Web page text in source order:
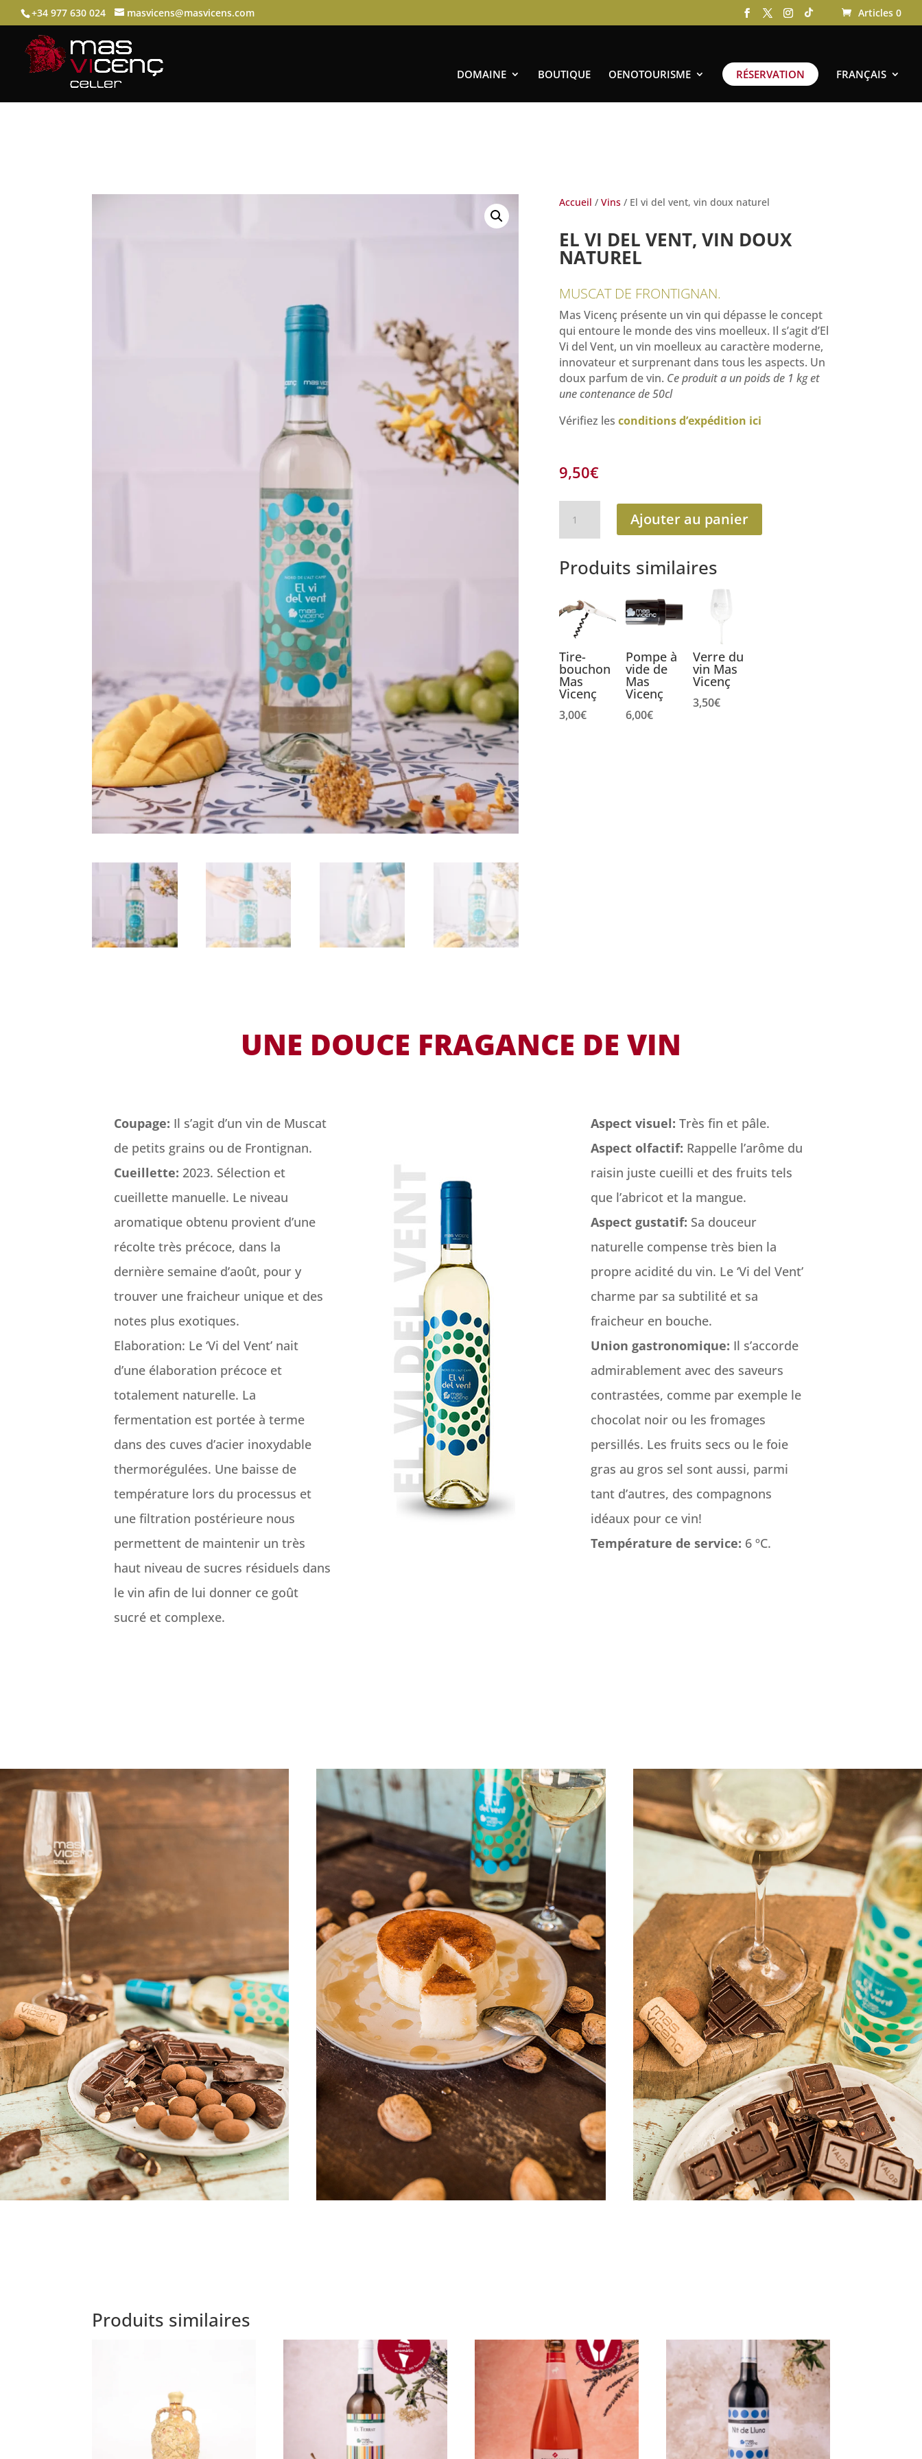
+34 977 630 024 masvicens@masvicens.com Articles 0
DOMAINE BOUTIQUE OENOTOURISME RÉSERVATION FRANÇAIS
Accueil / Vins/ El vi del vent, vin doux naturel
EL VI DEL VENT, VIN DOUX
NATUREL
MUSCAT DE FRONTIGNAN.
Mas Vicenç présente un vin qui dépasse le concept
qui entoure le monde des vins moelleux. Il s’agit d’El
Vi del Vent, un vin moelleux au caractère moderne,
innovateur et surprenant dans tous les aspects. Un
doux parfum de vin. Ce produit a un poids de 1 kg et
une contenance de 50cl
Vérifiez les conditions d’expédition ici
9,50€
El
del
vin
doux
naturel
Ajouter au panier
Produits similaires
Tire-
bouchon
Mas
Vicenç
3,00€
Pompe à
vide de
Mas
Vicenç
6,00€
Verre du
vin Mas
Vicenç
3,50€
UNE DOUCE FRAGANCE DE VIN
Coupage: Il s’agit d’un vin de Muscat
de petits grains ou de Frontignan.
Cueillette:2023. Sélection et
cueillette manuelle. Le niveau
aromatique obtenu provient d’une
récolte très précoce, dans la
dernière semaine d’août, pour y
trouver une fraicheur unique et des
notes plus exotiques.
Elaboration: Le ‘Vi del Vent’ nait
d’une élaboration précoce et
totalement naturelle. La
fermentation est portée à terme
dans des cuves d’acier inoxydable
thermorégulées. Une baisse de
température lors du processus et
une filtration postérieure nous
permettent de maintenir un très
haut niveau de sucres résiduels dans
le vin afin de lui donner ce goût
sucré et complexe.
Aspect visuel: Très fin et pâle.
Aspect olfactif: Rappelle l’arôme du
raisin juste cueilli et des fruits tels
que l’abricot et la mangue.
Aspect gustatif: Sa douceur
naturelle compense très bien la
propre acidité du vin. Le ‘Vi del Vent’
charme par sa subtilité et sa
fraicheur en bouche.
Union gastronomique: Il s’accorde
admirablement avec des saveurs
contrastées, comme par exemple le
chocolat noir ou les fromages
persillés. Les fruits secs ou le foie
gras au gros sel sont aussi, parmi
tant d’autres, des compagnons
idéaux pour ce vin!
Température de service: 6 ºC.
Produits similaires